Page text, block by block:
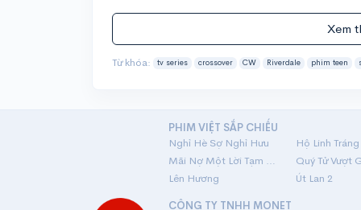
Xem
Từ khóa: tv series crossover CW Riverdale phim teen
PHIM VIỆT SẮP CHIẾU
Nghỉ Hè Sợ Nghỉ Hưu
Mãi Nợ Một Lời Tạm Biệt
Quý Tử Vượt
Lên Hương
Út Lan 2
CÔNG TY TNHH MONET